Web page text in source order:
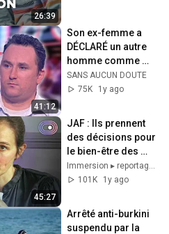
26:39
41:12
Son ex-femme a
DÉCLARÉ un autre
homme comme
PÈRE de sa fille I
SANS AUCUN
SANS AUCUN DOUTE
75K
1y ago
45:27
JAF : Ils prennent
des décisions pour
le bien-être des
enfants
Immersion ▸ reportages et documentaires
101K
1y ago
Arrêté anti-burkini
suspendu par la